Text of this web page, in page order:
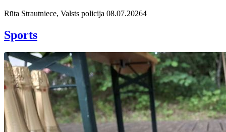
Rūta Strautniece, Valsts policija 08.07.20264
Sports